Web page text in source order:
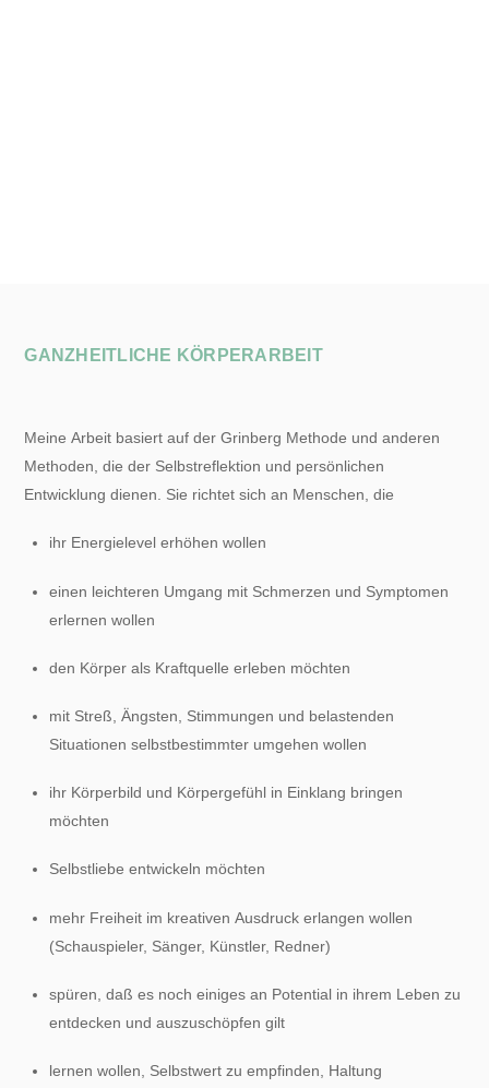
GANZHEITLICHE KÖRPERARBEIT
Meine Arbeit basiert auf der Grinberg Methode und anderen
Methoden, die der Selbstreflektion und persönlichen
Entwicklung dienen. Sie richtet sich an Menschen, die
ihr Energielevel erhöhen wollen
einen leichteren Umgang mit Schmerzen und Symptomen
erlernen wollen
den Körper als Kraftquelle erleben möchten
mit Streß, Ängsten, Stimmungen und belastenden
Situationen selbstbestimmter umgehen wollen
ihr Körperbild und Körpergefühl in Einklang bringen
möchten
Selbstliebe entwickeln möchten
mehr Freiheit im kreativen Ausdruck erlangen wollen
(Schauspieler, Sänger, Künstler, Redner)
spüren, daß es noch einiges an Potential in ihrem Leben zu
entdecken und auszuschöpfen gilt
lernen wollen, Selbstwert zu empfinden, Haltung